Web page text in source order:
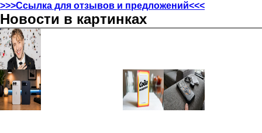
>>>Ссылка для отзывов и предложений<<<
Новости в картинках